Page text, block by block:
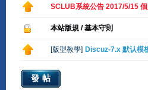
SCLUB系統公告 2017/5/15
本站版規 / 基本守則
[版型教學] Discuz-7.x 默认模
發帖